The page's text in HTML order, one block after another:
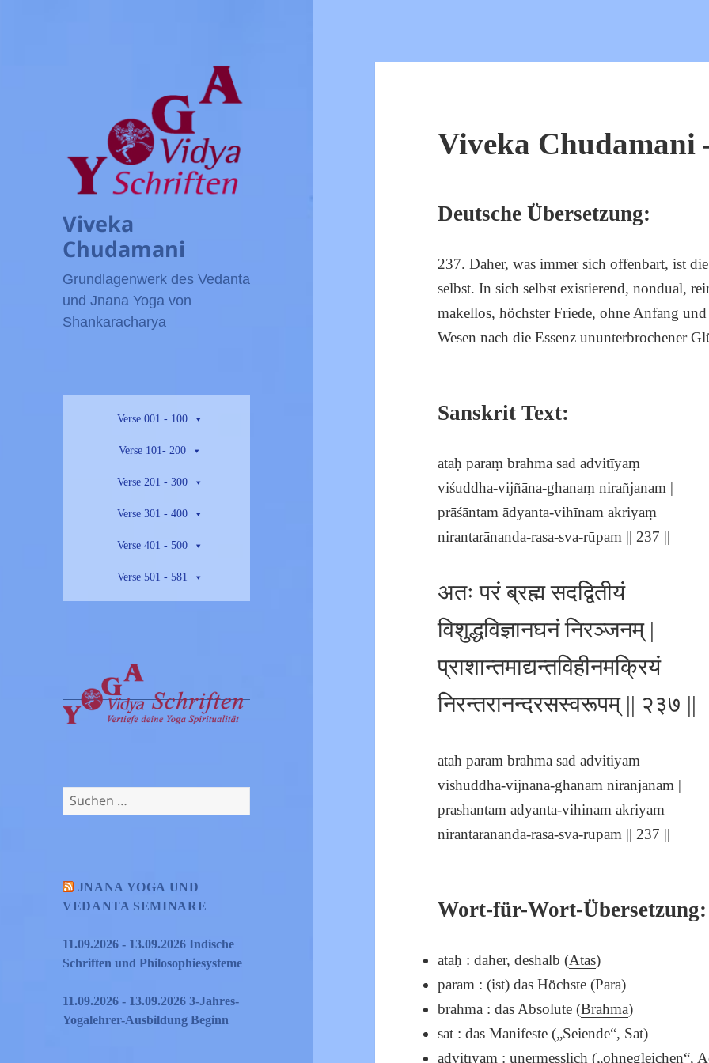
Viveka
Chudamani
Grundlagenwerk des Vedanta
und Jnana Yoga von
Shankaracharya
Verse 001 - 100
Verse 101- 200
Verse 201 - 300
Verse 301 - 400
Verse 401 - 500
Verse 501 - 581
Suchen
nach:
JNANA YOGA UND
VEDANTA SEMINARE
11.09.2026 - 13.09.2026 Indische
Schriften und Philosophiesysteme
11.09.2026 - 13.09.2026 3-Jahres-
Yogalehrer-Ausbildung Beginn
Viveka Chudamani
Deutsche Übersetzung:
237. Daher, was immer sich offenbart, ist
selbst. In sich selbst existierend, nondual,
makellos, höchster Friede, ohne Anfang
Wesen nach die Essenz ununterbrochener
Sanskrit Text:
ataḥ paraṃ brahma sad advitīyaṃ
viśuddha-vijñāna-ghanaṃ nirañjanam |
prāśāntam ādyanta-vihīnam akriyaṃ
nirantarānanda-rasa-sva-rūpam || 237 ||
अतः परं ब्रह्म सदद्वितीयं
विशुद्धविज्ञानघनं निरञ्जनम् |
प्राशान्तमाद्यन्तविहीनमक्रियं
निरन्तरानन्दरसस्वरूपम् || २३७ ||
atah param brahma sad advitiyam
vishuddha-vijnana-ghanam niranjanam |
prashantam adyanta-vihinam akriyam
nirantarananda-rasa-sva-rupam || 237 ||
Wort-für-Wort-Übersetzung:
ataḥ : daher, deshalb (Atas)
param : (ist) das Höchste (Para)
brahma : das Absolute (Brahma)
sat : das Manifeste („Seiende“, Sat)
advitīyam : unermesslich („ohnegleichen“,